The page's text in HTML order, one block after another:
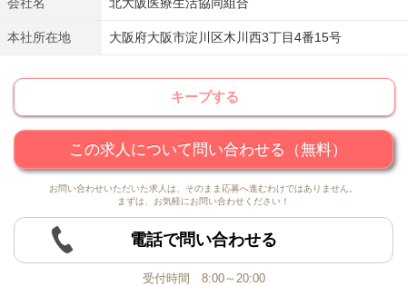
本社所在地 大阪府大阪市淀川区木川西3丁目4番15号
キープする
この求人について問い合わせる（無料）
お問い合わせいただいた求人は、そのまま応募へ進むわけではありません。
まずは、お気軽にお問い合わせください！
電話で問い合わせる
受付時間 8:00～20:00